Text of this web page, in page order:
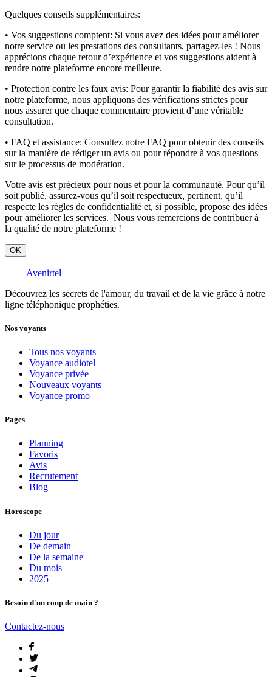
Quelques conseils supplémentaires:
• Vos suggestions comptent: Si vous avez des idées pour améliorer
notre service ou les prestations des consultants, partagez-les ! Nous
apprécions chaque retour d’expérience et vos suggestions aident à
rendre notre plateforme encore meilleure.
• Protection contre les faux avis: Pour garantir la fiabilité des avis sur
notre plateforme, nous appliquons des vérifications strictes pour
nous assurer que chaque commentaire provient d’une véritable
consultation.
• FAQ et assistance: Consultez notre FAQ pour obtenir des conseils
sur la manière de rédiger un avis ou pour répondre à vos questions
sur le processus de modération.
Votre avis est précieux pour nous et pour la communauté. Pour qu’il
soit publié, assurez-vous qu’il soit respectueux, pertinent, qu’il
respecte les règles de confidentialité et, si possible, propose des idées
pour améliorer les services. Nous vous remercions de contribuer à
la qualité de notre plateforme !
OK
Avenirtel
Découvrez les secrets de l'amour, du travail et de la vie grâce à notre
ligne téléphonique prophéties.
Nos voyants
Tous nos voyants
Voyance audiotel
Voyance privée
Nouveaux voyants
Voyance promo
Pages
Planning
Favoris
Avis
Recrutement
Blog
Horoscope
Du jour
De demain
De la semaine
Du mois
2025
Besoin d'un coup de main ?
Contactez-nous